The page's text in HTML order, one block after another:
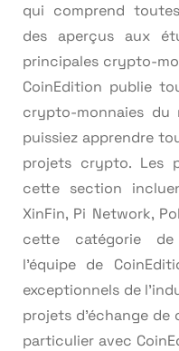
qui comprend
des aperçus aux
principales crypto-
CoinEdition publie
crypto-monnaies
puissiez apprendre
projets crypto. Les
cette section
XinFin, Pi Network,
cette catégorie de
l’équipe de
exceptionnels de
projets d’échange
particulier avec